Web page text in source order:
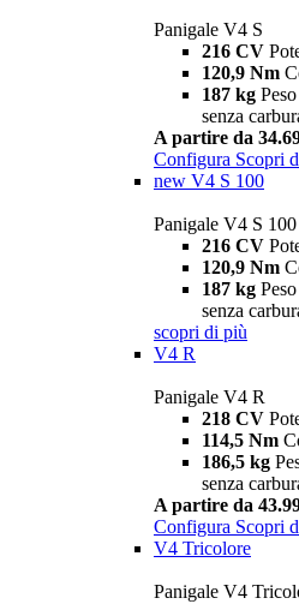
Panigale V4 S
216 CV
120,9 Nm
187 kg
senza
A partire da
Configura Scopri
new V4 S 100
Panigale V4 S 100
216 CV
120,9 Nm
187 kg
senza
scopri di più
V4 R
Panigale V4 R
218 CV
114,5 Nm
186,5 kg
senza
A partire da
Configura Scopri
V4 Tricolore
Panigale V4